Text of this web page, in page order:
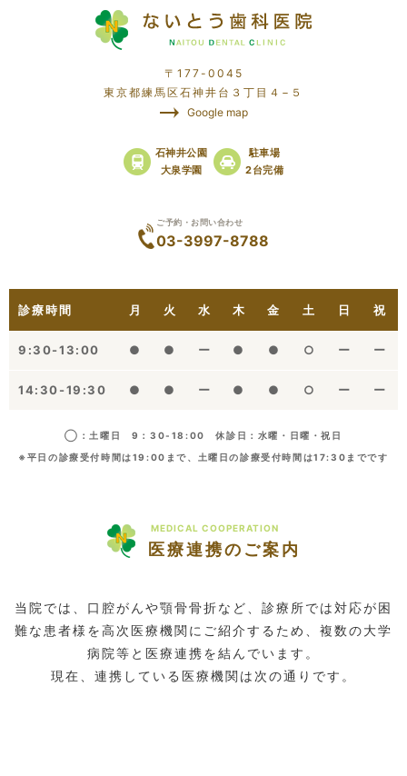
〒177-0045
東京都練馬区石神井台３丁目４−５
Google map
石神井公園
大泉学園
駐車場
2台完備
ご予約・お問い合わせ
03-3997-8788
診療時間 月 火 水 木 金 土 日 祝
9:30-13:00 ● ● ー ● ● ○ ー ー
14:30-19:30 ● ● ー ● ● ○ ー ー
◯：土曜日 9：30-18:00 休診日：水曜・日曜・祝日
※平日の診療受付時間は19:00まで、土曜日の診療受付時間は17:30までです
MEDICAL COOPERATION
医療連携のご案内
当院では、口腔がんや顎骨骨折など、診療所では対応が困
難な患者様を高次医療機関にご紹介するため、複数の大学
病院等と医療連携を結んでいます。
現在、連携している医療機関は次の通りです。